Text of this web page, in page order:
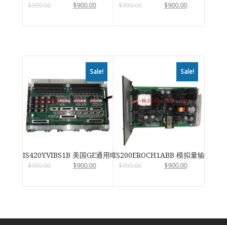
$999.00 $900.00 $999.00 $900.00
Sale!
IS420YVIBS1B 美国GE通用电气
$999.00 $900.00
Sale!
IS200EROCH1ABB 模拟量输入输
$999.00 $900.00